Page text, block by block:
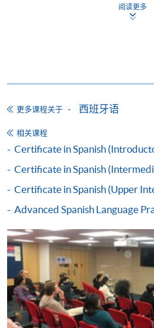
的官方网页：
料也以政府公布为准。若对该基
电3142 2277联络持续进修基金
cef_sfo@wfsfaa.gov.hk。
持续进修基金
Certificate in Spanish
本课程在资歴架构下获得认
阅读更多
更多课程关于 西班牙语
相关课程
Certificate in Spanish
Certificate in Spanish
Certificate in Spanish (Upper
Advanced Spanish Language